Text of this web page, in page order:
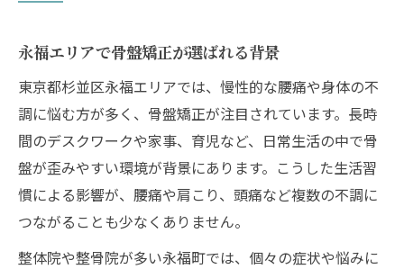
永福エリアで骨盤矯正が選ばれる背景
東京都杉並区永福エリアでは、慢性的な腰痛や身体の不
調に悩む方が多く、骨盤矯正が注目されています。長時
間のデスクワークや家事、育児など、日常生活の中で骨
盤が歪みやすい環境が背景にあります。こうした生活習
慣による影響が、腰痛や肩こり、頭痛など複数の不調に
つながることも少なくありません。
整体院や整骨院が多い永福町では、個々の症状や悩みに